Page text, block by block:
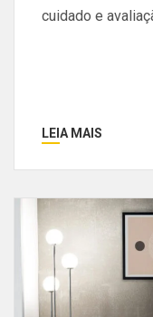
cuidado e
LEIA MAIS